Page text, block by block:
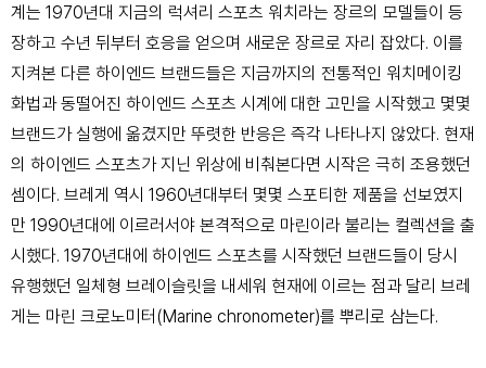
계는 1970년대 지금의 럭셔리 스포츠 워치라는 장르의 모델들이 등
장하고 수년 뒤부터 호응을 얻으며 새로운 장르로 자리 잡았다. 이를
지켜본 다른 하이엔드 브랜드들은 지금까지의 전통적인 워치메이킹
화법과 동떨어진 하이엔드 스포츠 시계에 대한 고민을 시작했고 몇몇
브랜드가 실행에 옮겼지만 뚜렷한 반응은 즉각 나타나지 않았다. 현재
의 하이엔드 스포츠가 지닌 위상에 비춰본다면 시작은 극히 조용했던
셈이다. 브레게 역시 1960년대부터 몇몇 스포티한 제품을 선보였지
만 1990년대에 이르러서야 본격적으로 마린이라 불리는 컬렉션을 출
시했다. 1970년대에 하이엔드 스포츠를 시작했던 브랜드들이 당시
유행했던 일체형 브레이슬릿을 내세워 현재에 이르는 점과 달리 브레
게는 마린 크로노미터(Marine chronometer)를 뿌리로 삼는다.